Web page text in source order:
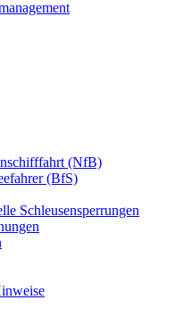
(NfB)
(BfS)
Schleusensperrungen